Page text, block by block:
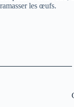
ramasser les œufs.